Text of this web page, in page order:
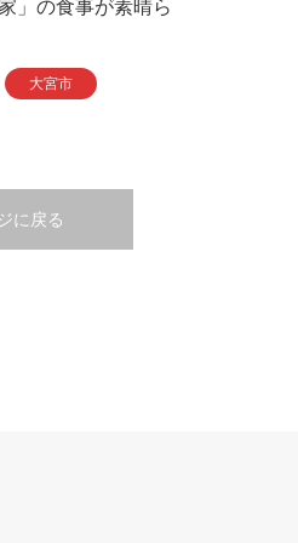
」の食事が素晴ら
大宮市
に戻る